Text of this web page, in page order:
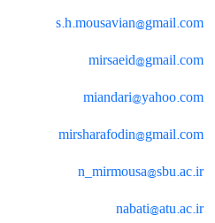
s.h.mousavian@gmail.com
mirsaeid@gmail.com
miandari@yahoo.com
mirsharafodin@gmail.com
n_mirmousa@sbu.ac.ir
nabati@atu.ac.ir